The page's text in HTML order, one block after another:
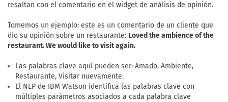
resaltan con el comentario en el widget de análisis de opinión.
Tomemos un ejemplo: este es un comentario de un cliente que
dio su opinión sobre un restaurante: Loved the ambience of the
restaurant. We would like to visit again.
Las palabras clave aquí pueden ser: Amado, Ambiente,
Restaurante, Visitar nuevamente.
El NLP de IBM Watson identifica las palabras clave con
múltiples parámetros asociados a cada palabra clave